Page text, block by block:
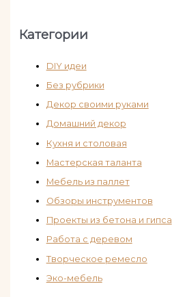
Категории
DIY идеи
Без рубрики
Декор своими руками
Домашний декор
Кухня и столовая
Мастерская таланта
Мебель из паллет
Обзоры инструментов
Проекты из бетона и гипса
Работа с деревом
Творческое ремесло
Эко-мебель